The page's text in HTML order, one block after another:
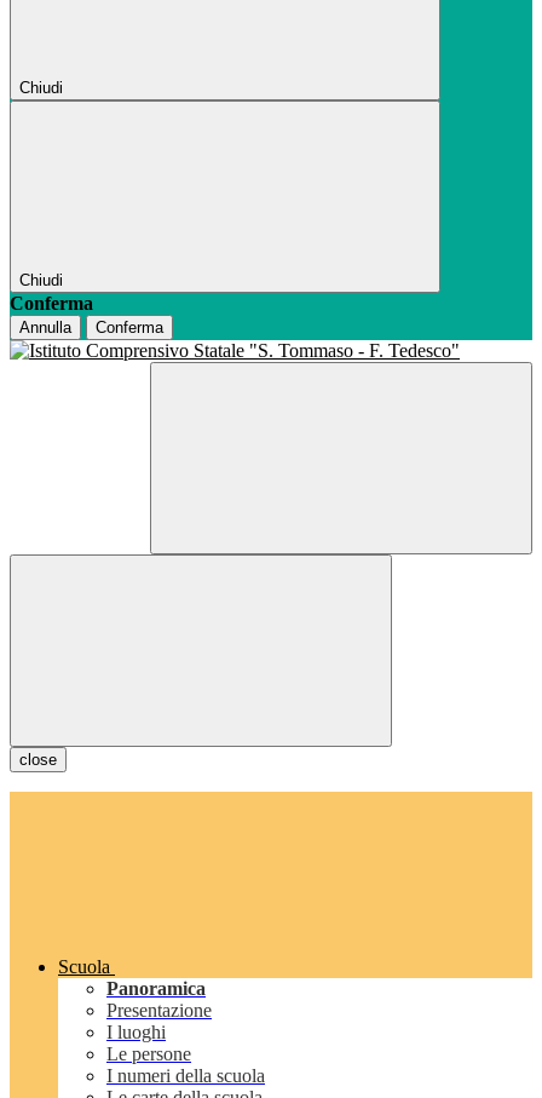
Chiudi
Chiudi
Conferma
Annulla Conferma
close
Scuola
Panoramica
Presentazione
I luoghi
Le persone
I numeri della scuola